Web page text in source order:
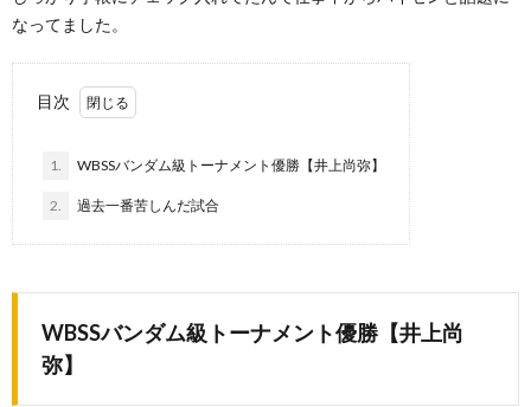
なってました。
目次
1. WBSSバンダム級トーナメント優勝【井上尚弥】
2. 過去一番苦しんだ試合
WBSSバンダム級トーナメント優勝【井上尚
弥】